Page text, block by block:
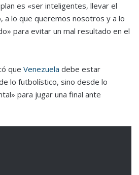
es «ser inteligentes, llevar el
a lo que queremos nosotros y a lo
para evitar un mal resultado en el
que Venezuela debe estar
lo futbolístico, sino desde lo
para jugar una final ante